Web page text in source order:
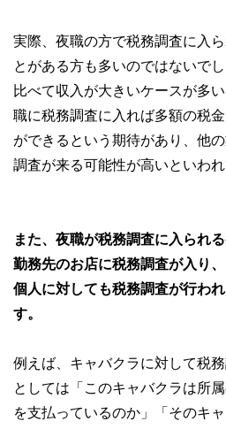
実際、夜職の方で税務調査に入
とがある方も多いのではないで
比べて収入が大きいケースが多
職に税務調査に入れば多額の税
ができるという期待があり、他
調査が来る可能性が高いといわれ
また、夜職が税務調査に入られ
勤務先のお店に税務調査が入り
個人に対しても税務調査が行わ
す。
例えば、キャバクラに対して税
としては「このキャバクラは所
を支払っているのか」「そのキ